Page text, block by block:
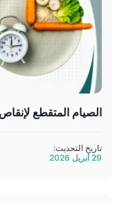
الصيام المتقطع
تاريخ التحديث:
29 أبريل 2026